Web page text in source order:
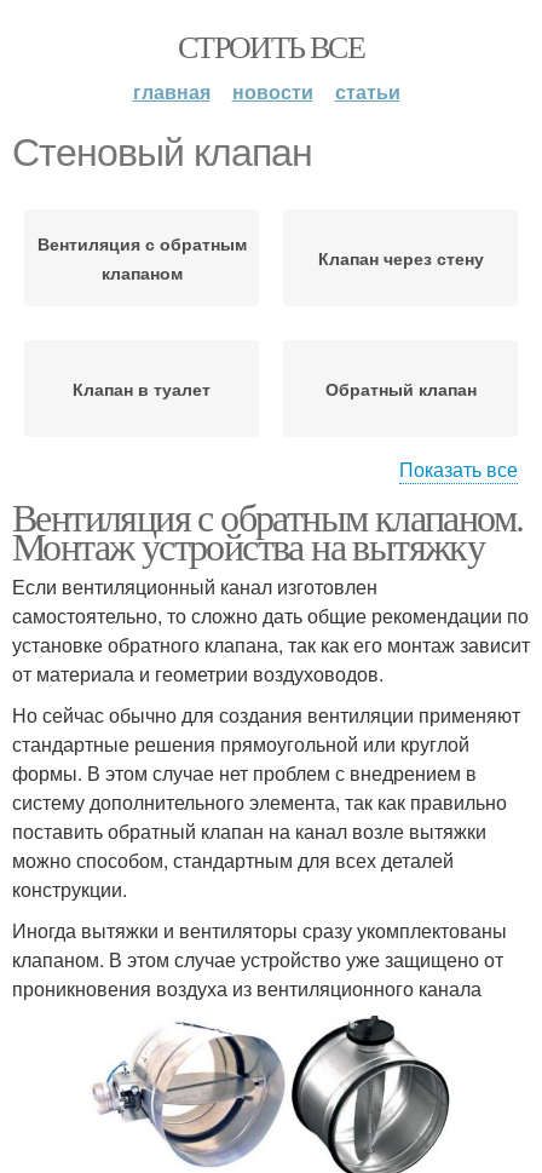
СТРОИТЬ ВСЕ
главная новости статьи
Стеновый клапан
Вентиляция с обратным
клапаном
Клапан через стену
Клапан в туалет Обратный клапан
Приточный клапан Клапан в стену
Клапан в стене
Клапан в вертикальную
трубу
Показать все
Вентиляция с обратным клапаном.
Монтаж устройства на вытяжку
Если вентиляционный канал изготовлен
самостоятельно, то сложно дать общие рекомендации по
установке обратного клапана, так как его монтаж зависит
от материала и геометрии воздуховодов.
Но сейчас обычно для создания вентиляции применяют
стандартные решения прямоугольной или круглой
формы. В этом случае нет проблем с внедрением в
систему дополнительного элемента, так как правильно
поставить обратный клапан на канал возле вытяжки
можно способом, стандартным для всех деталей
конструкции.
Иногда вытяжки и вентиляторы сразу укомплектованы
клапаном. В этом случае устройство уже защищено от
проникновения воздуха из вентиляционного канала